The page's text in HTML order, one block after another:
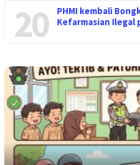
20
PHMI kembali
Kefarmasian Ilegal